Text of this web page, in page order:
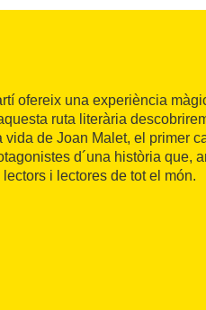
ofereix una experiència
ruta literària
vida de Joan Malet, el primer
d´una història que,
i lectores de tot el món.